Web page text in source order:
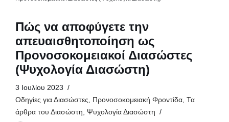
Πώς να αποφύγετε την
απευαισθητοποίηση ως
Προνοσοκομειακοί Διασώστες
(Ψυχολογία Διασώστη)
3 Ιουλίου 2023
Οδηγίες για Διασώστες, Προνοσοκομειακή Φροντίδα, Τα
άρθρα του Διασώστη, Ψυχολογία Διασώστη